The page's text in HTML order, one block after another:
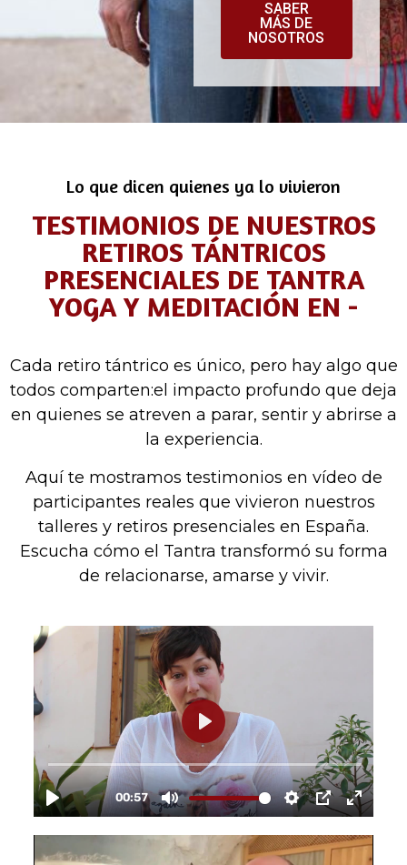
SABER
MÁS DE
NOSOTROS
Lo que dicen quienes ya lo vivieron
TESTIMONIOS DE NUESTROS
RETIROS TÁNTRICOS
PRESENCIALES DE TANTRA
YOGA Y MEDITACIÓN EN -
Cada retiro tántrico es único, pero hay algo que
todos comparten:el impacto profundo que deja
en quienes se atreven a parar, sentir y abrirse a
la experiencia.
Aquí te mostramos testimonios en vídeo de
participantes reales que vivieron nuestros
talleres y retiros presenciales en España.
Escucha cómo el Tantra transformó su forma
de relacionarse, amarse y vivir.